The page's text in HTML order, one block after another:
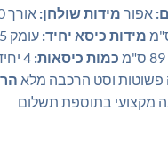
אפור מידות שולחן:
מידות כיסא יחיד:
כמות כיסאות:
פשוטות וסט הרכבה מלא
מקצועי בתוספת תשלום